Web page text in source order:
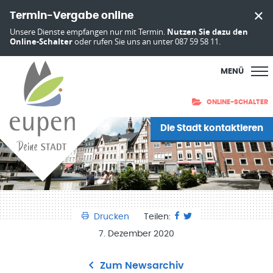
Termin-Vergabe online
Unsere Dienste empfangen nur mit Termin. Nutzen Sie dazu den
Online-Schalteroder rufen Sie uns an unter 087 59 58 11.
MENÜ
ONLINE-SCHALTER
Die Stadt kontaktieren
Drucken
Teilen:
7. Dezember 2020
Zum Newsarchiv